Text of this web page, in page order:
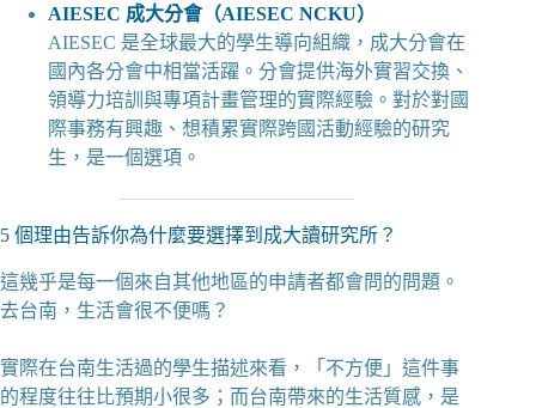
AIESEC 成大分會（AIESEC NCKU）
AIESEC 是全球最大的學生導向組織，成大分會在
國內各分會中相當活躍。分會提供海外實習交換、
領導力培訓與專項計畫管理的實際經驗。對於對國
際事務有興趣、想積累實際跨國活動經驗的研究
生，是一個選項。
5 個理由告訴你為什麼要選擇到成大讀研究所？
這幾乎是每一個來自其他地區的申請者都會問的問題。
去台南，生活會很不便嗎？
實際在台南生活過的學生描述來看，「不方便」這件事
的程度往往比預期小很多；而台南帶來的生活質感，是